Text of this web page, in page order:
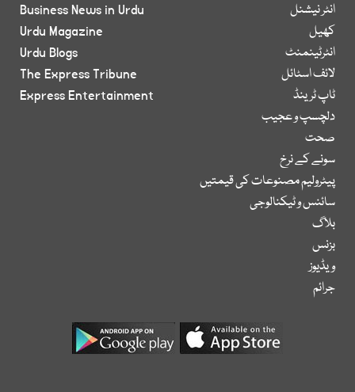
انٹر نیشنل
کھیل
انٹرٹینمنٹ
لائف اسٹائل
ٹاپ ٹرینڈ
دلچسپ و عجیب
صحت
سونے کے نرخ
پیٹرولیم مصنوعات کی قیمتیں
سائنس و ٹیکنالوجی
بلاگ
بزنس
ویڈیوز
جرائم
Business News in Urdu
Urdu Magazine
Urdu Blogs
The Express Tribune
Express Entertainment